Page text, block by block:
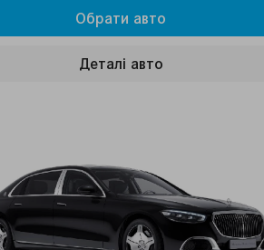
Обрати авто
Деталi авто